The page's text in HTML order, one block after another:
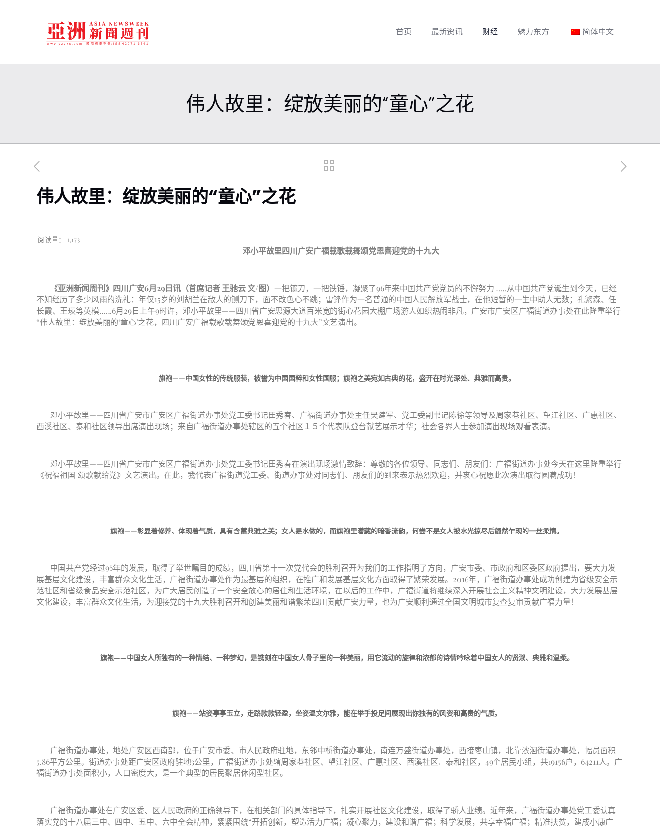
首页 最新资讯 财经 魅力东方 简体中文
伟人故里：绽放美丽的“童心”之花
伟人故里：绽放美丽的“童心”之花
阅读量： 1,173
邓小平故里四川广安广福载歌载舞颂党恩喜迎党的十九大
《亚洲新闻周刊》四川广安6月29日讯（首席记者 王驰云 文/图）一把镰刀，一把铁锤，凝聚了96年来中国共产党党员的不懈努力……从中国共产党诞生到今天，已经
不知经历了多少风雨的洗礼：年仅15岁的刘胡兰在敌人的铡刀下，面不改色心不跳；雷锋作为一名普通的中国人民解放军战士，在他短暂的一生中助人无数；孔繁森、任
长霞、王瑛等英模……6月29日上午9时许，邓小平故里——四川省广安思源大道百米宽的街心花园大棚广场游人如织热闹非凡，广安市广安区广福街道办事处在此隆重举行
“伟人故里：绽放美丽的‘童心’之花，四川广安广福载歌载舞颂党恩喜迎党的十九大”文艺演出。
旗袍——中国女性的传统服装，被誉为中国国粹和女性国服；旗袍之美宛如古典的花，盛开在时光深处、典雅而高贵。
邓小平故里——四川省广安市广安区广福街道办事处党工委书记田秀春、广福街道办事处主任吴建军、党工委副书记陈徐等领导及周家巷社区、望江社区、广惠社区、
西溪社区、泰和社区领导出席演出现场；来自广福街道办事处辖区的五个社区１５个代表队登台献艺展示才华；社会各界人士参加演出现场观看表演。
邓小平故里——四川省广安市广安区广福街道办事处党工委书记田秀春在演出现场激情致辞：尊敬的各位领导、同志们、朋友们：广福街道办事处今天在这里隆重举行
《祝福祖国 颂歌献给党》文艺演出。在此，我代表广福街道党工委、街道办事处对同志们、朋友们的到来表示热烈欢迎，并衷心祝愿此次演出取得圆满成功！
旗袍——彰显着修养、体现着气质，具有含蓄典雅之美；女人是水做的，而旗袍里潜藏的暗香流韵，何尝不是女人被水光掠尽后翩然乍现的一丝柔情。
中国共产党经过96年的发展，取得了举世瞩目的成绩，四川省第十一次党代会的胜利召开为我们的工作指明了方向，广安市委、市政府和区委区政府提出，要大力发
展基层文化建设，丰富群众文化生活，广福街道办事处作为最基层的组织，在推广和发展基层文化方面取得了繁荣发展。2016年，广福街道办事处成功创建为省级安全示
范社区和省级食品安全示范社区，为广大居民创造了一个安全放心的居住和生活环境，在以后的工作中，广福街道将继续深入开展社会主义精神文明建设，大力发展基层
文化建设，丰富群众文化生活，为迎接党的十九大胜利召开和创建美丽和谐繁荣四川贡献广安力量，也为广安顺利通过全国文明城市复查复审贡献广福力量！
旗袍——中国女人所独有的一种情结、一种梦幻，是镌刻在中国女人骨子里的一种美丽，用它流动的旋律和浓郁的诗情吟咏着中国女人的贤淑、典雅和温柔。
旗袍——站姿亭亭玉立，走路款款轻盈，坐姿温文尔雅，能在举手投足间展现出你独有的风姿和高贵的气质。
广福街道办事处，地处广安区西南部，位于广安市委、市人民政府驻地，东邻中桥街道办事处，南连万盛街道办事处，西接枣山镇，北靠浓洄街道办事处，幅员面积
5.86平方公里。街道办事处距广安区政府驻地3公里，广福街道办事处辖周家巷社区、望江社区、广惠社区、西溪社区、泰和社区，49个居民小组，共19156户，64211人。广
福街道办事处面积小，人口密度大，是一个典型的居民聚居休闲型社区。
广福街道办事处在广安区委、区人民政府的正确领导下，在相关部门的具体指导下，扎实开展社区文化建设，取得了骄人业绩。近年来，广福街道办事处党工委认真
落实党的十八届三中、四中、五中、六中全会精神，紧紧围绕“开拓创新，塑造活力广福；凝心聚力，建设和谐广福；科学发展，共享幸福广福；精准扶贫，建成小康广